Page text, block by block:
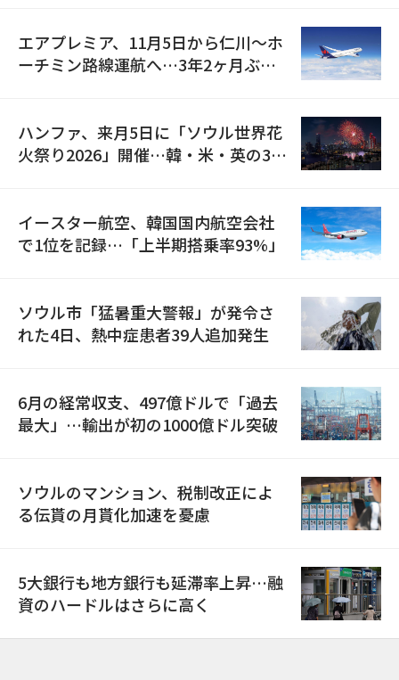
エアプレミア、11月5日から仁川〜ホ
ーチミン路線運航へ…3年2ヶ月ぶり
ハンファ、来月5日に「ソウル世界花
火祭り2026」開催…韓・米・英の3カ
イースター航空、韓国国内航空会社
で1位を記録…「上半期搭乗率93%」
ソウル市「猛暑重大警報」が発令さ
れた4日、熱中症患者39人追加発生
6月の経常収支、497億ドルで「過去
最大」…輸出が初の1000億ドル突破
ソウルのマンション、税制改正によ
る伝貰の月貰化加速を憂慮
5大銀行も地方銀行も延滞率上昇…融
資のハードルはさらに高く